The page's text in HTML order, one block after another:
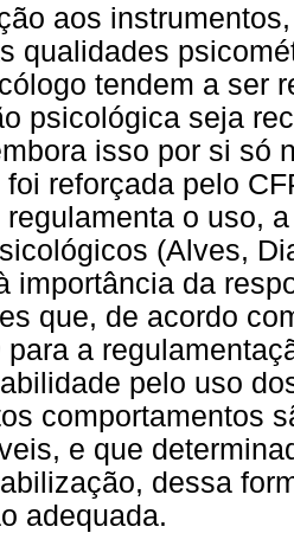
aos
qualidades
tendem a ser
psicológica seja
isso por si só
reforçada pelo
regulamenta o uso,
(Alves,
importância da
que, de acordo
para a
pelo uso
comportamentos
e que
dessa
adequada.